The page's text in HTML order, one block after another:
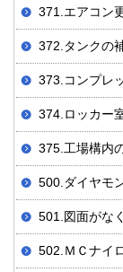
371.エアコン
372.タンクの
373.コンプレ
374.ロッカー
375.工場構内
500.ダイヤモ
501.図面がな
502.ＭＣナイ